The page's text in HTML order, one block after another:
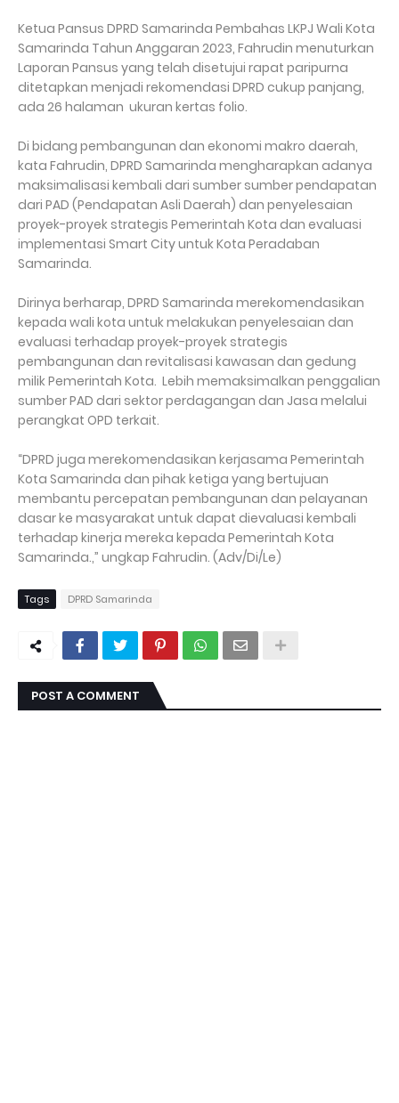
Ketua Pansus DPRD Samarinda Pembahas LKPJ Wali Kota
Samarinda Tahun Anggaran 2023, Fahrudin menuturkan
Laporan Pansus yang telah disetujui rapat paripurna
ditetapkan menjadi rekomendasi DPRD cukup panjang,
ada 26 halaman ukuran kertas folio.
Di bidang pembangunan dan ekonomi makro daerah,
kata Fahrudin, DPRD Samarinda mengharapkan adanya
maksimalisasi kembali dari sumber sumber pendapatan
dari PAD (Pendapatan Asli Daerah) dan penyelesaian
proyek-proyek strategis Pemerintah Kota dan evaluasi
implementasi Smart City untuk Kota Peradaban
Samarinda.
Dirinya berharap, DPRD Samarinda merekomendasikan
kepada wali kota untuk melakukan penyelesaian dan
evaluasi terhadap proyek-proyek strategis
pembangunan dan revitalisasi kawasan dan gedung
milik Pemerintah Kota. Lebih memaksimalkan penggalian
sumber PAD dari sektor perdagangan dan Jasa melalui
perangkat OPD terkait.
“DPRD juga merekomendasikan kerjasama Pemerintah
Kota Samarinda dan pihak ketiga yang bertujuan
membantu percepatan pembangunan dan pelayanan
dasar ke masyarakat untuk dapat dievaluasi kembali
terhadap kinerja mereka kepada Pemerintah Kota
Samarinda.,” ungkap Fahrudin. (Adv/Di/Le)
Tags DPRD Samarinda
POST A COMMENT